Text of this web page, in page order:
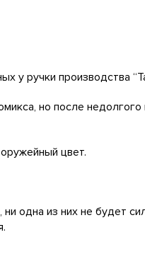
у ручки производства
но после недолгого
цвет.
одна из них не будет